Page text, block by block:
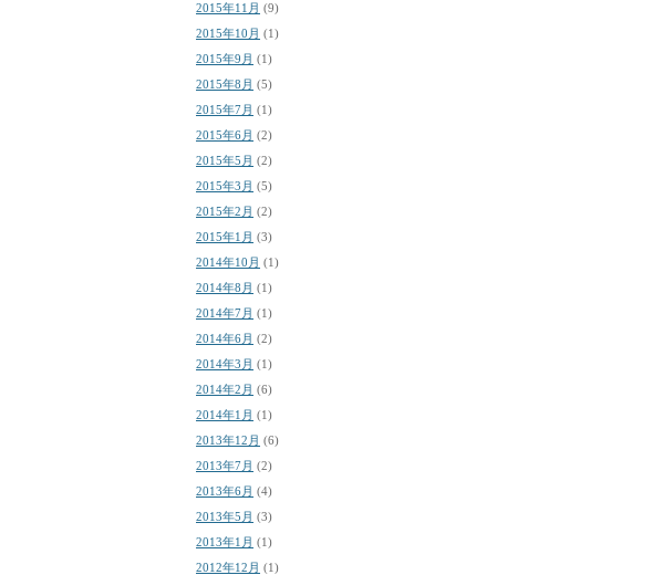
2015年11月 (9)
2015年10月 (1)
2015年9月 (1)
2015年8月 (5)
2015年7月 (1)
2015年6月 (2)
2015年5月 (2)
2015年3月 (5)
2015年2月 (2)
2015年1月 (3)
2014年10月 (1)
2014年8月 (1)
2014年7月 (1)
2014年6月 (2)
2014年3月 (1)
2014年2月 (6)
2014年1月 (1)
2013年12月 (6)
2013年7月 (2)
2013年6月 (4)
2013年5月 (3)
2013年1月 (1)
2012年12月 (1)